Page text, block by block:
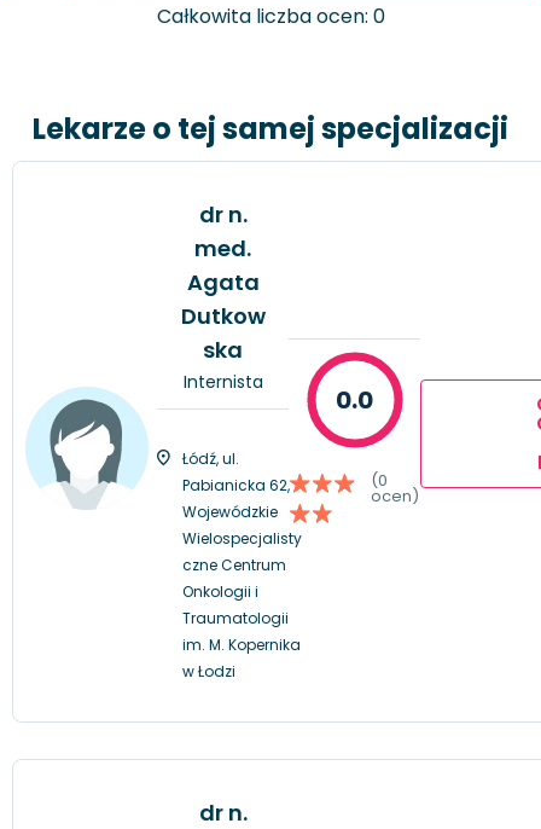
Całkowita liczba ocen: 0
Lekarze o tej samej specjalizacji
dr n.
med.
Agata
Dutkow
ska
Internista
Łódź, ul.
Pabianicka 62,
Wojewódzkie
Wielospecjalisty
czne Centrum
Onkologii i
Traumatologii
im. M. Kopernika
w Łodzi
0.0
(0
ocen)
dr n.